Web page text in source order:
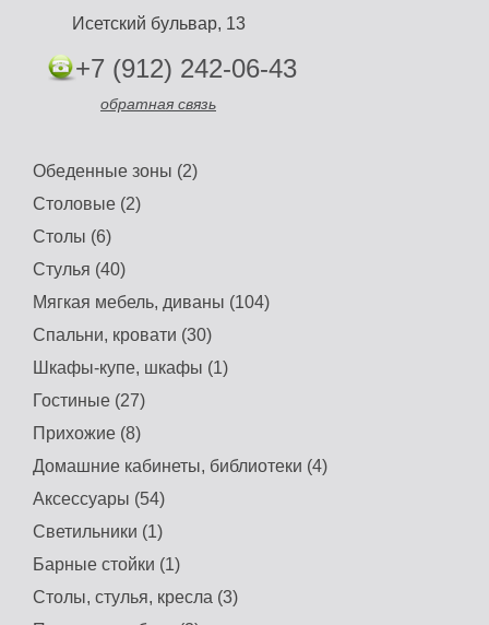
Исетский бульвар, 13
+7 (912) 242-06-43
обратная связь
Обеденные зоны (2)
Столовые (2)
Столы (6)
Стулья (40)
Мягкая мебель, диваны (104)
Спальни, кровати (30)
Шкафы-купе, шкафы (1)
Гостиные (27)
Прихожие (8)
Домашние кабинеты, библиотеки (4)
Аксессуары (54)
Светильники (1)
Барные стойки (1)
Столы, стулья, кресла (3)